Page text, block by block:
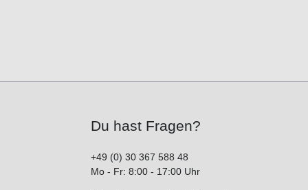
Du hast Fragen?
+49 (0) 30 367 588 48
Mo - Fr: 8:00 - 17:00 Uhr